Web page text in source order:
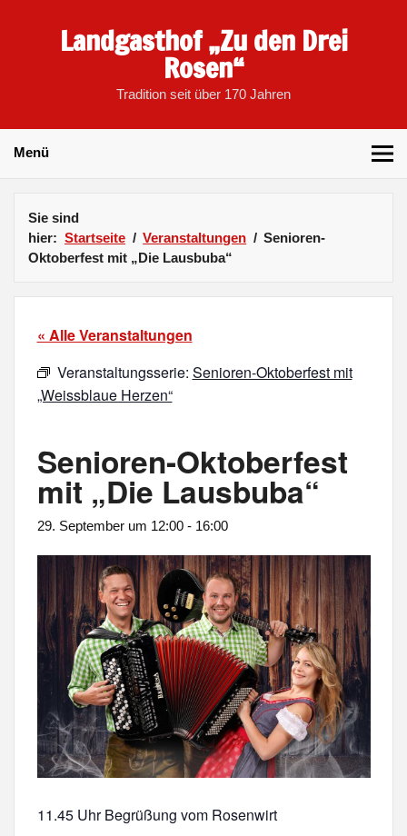
Landgasthof „Zu den Drei
Rosen“
Tradition seit über 170 Jahren
Menü
Sie sind
hier: Startseite Veranstaltungen
Senioren-
Oktoberfest mit „Die Lausbuba“
« Alle Veranstaltungen
Veranstaltungsserie: Senioren-Oktoberfest mit
„Weissblaue Herzen“
Senioren-Oktoberfest
mit „Die Lausbuba“
29. September um 12:00- 16:00
11.45 Uhr Begrüßung vom Rosenwirt